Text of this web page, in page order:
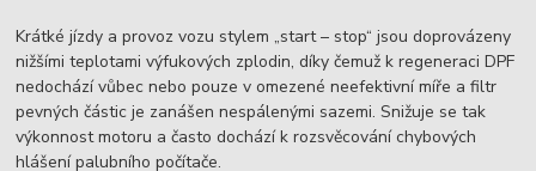
Krátké jízdy a provoz vozu stylem „start – stop“ jsou doprovázeny
nižšími teplotami výfukových zplodin, díky čemuž k regeneraci DPF
nedochází vůbec nebo pouze v omezené neefektivní míře a filtr
pevných částic je zanášen nespálenými sazemi. Snižuje se tak
výkonnost motoru a často dochází k rozsvěcování chybových
hlášení palubního počítače.